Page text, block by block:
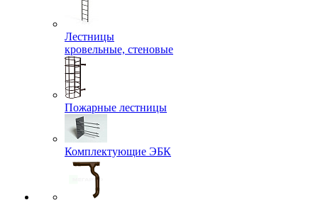
Лестницы
кровельные, стеновые
Пожарные лестницы
Комплектующие ЭБК